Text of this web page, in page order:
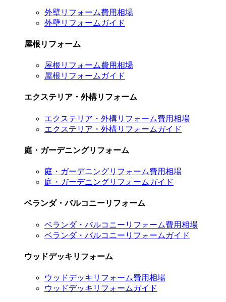
外壁リフォーム費用相場
外壁リフォームガイド
屋根リフォーム
屋根リフォーム費用相場
屋根リフォームガイド
エクステリア・外構リフォーム
エクステリア・外構リフォーム費用相場
エクステリア・外構リフォームガイド
庭・ガーデニングリフォーム
庭・ガーデニングリフォーム費用相場
庭・ガーデニングリフォームガイド
ベランダ・バルコニーリフォーム
ベランダ・バルコニーリフォーム費用相場
ベランダ・バルコニーリフォームガイド
ウッドデッキリフォーム
ウッドデッキリフォーム費用相場
ウッドデッキリフォームガイド